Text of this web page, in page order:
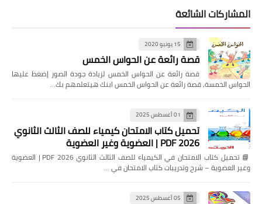
المشاركات الشائعة
15 يونيو 2020
قصة رائعة عن الحواس الخمس
قصة رائعة عن الحواس الخمس لزيادة جودة الصور إضغط عليها
الحواس الخمسة, قصة رائعة عن الحواس الخمس ابنك هيتعلمهم بك…
01 أغسطس 2025
تحميل كتاب الامتحان كيمياء للصف الثالث الثانوي
2026 PDF | العضوية وغير العضوية
📘 تحميل كتاب الامتحان في الكيمياء للصف الثالث الثانوي 2026 PDF | العضوية
وغير العضوية – شرح وتدريبات كتاب الامتحان في …
05 أغسطس 2025